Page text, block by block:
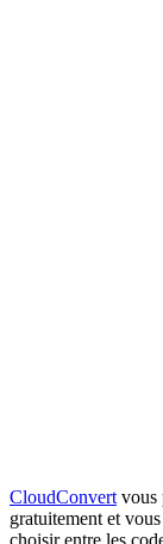
CloudConvertvous
gratuitement et